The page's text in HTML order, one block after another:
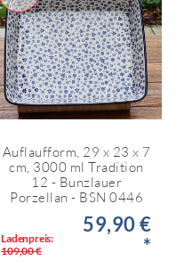
Auflaufform, 29 x 23 x 7
cm, 3000 ml Tradition
12 - Bunzlauer
Porzellan - BSN 0446
Ladenpreis:
109,00 €
59,90 €
*